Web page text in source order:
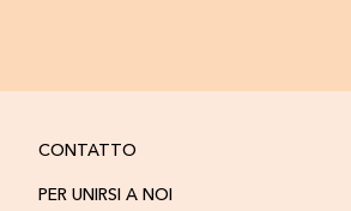
CONTATTO
PER UNIRSI A NOI